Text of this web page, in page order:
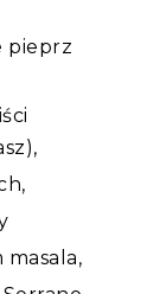
pieprz
masala,